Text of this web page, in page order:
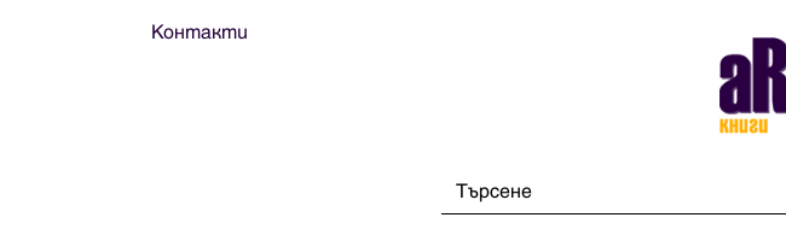
Контакти